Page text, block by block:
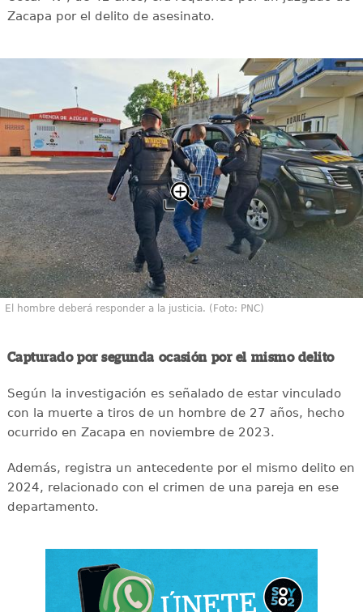
Zacapa por el delito de asesinato.
El hombre deberá responder a la justicia. (Foto: PNC)
Capturado por segunda ocasión por el mismo delito
Según la investigación es señalado de estar vinculado
con la muerte a tiros de un hombre de 27 años, hecho
ocurrido en Zacapa en noviembre de 2023.
Además, registra un antecedente por el mismo delito en
2024, relacionado con el crimen de una pareja en ese
departamento.